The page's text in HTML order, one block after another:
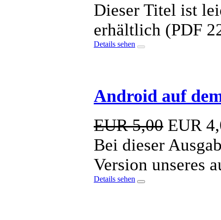
Dieser Titel ist
erhältlich (PDF
Details sehen
Android auf
EUR 5,00 EUR
Bei dieser
Version unseres
Details sehen